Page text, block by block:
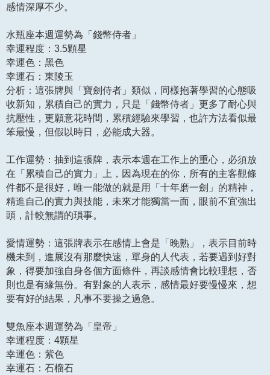
感情深厚不少。
水瓶座本週運勢為「錢幣侍者」
幸運程度：3.5顆星
幸運色：黑色
幸運石：東陵玉
分析：這張牌與「寶劍侍者」類似，同樣抱著學習的心態吸
收新知，累積自己的實力，只是「錢幣侍者」更多了耐心與
抗壓性，更願意花時間，累積經驗來學習，也許方法看似最
笨最慢，但假以時日，必能成大器。
工作運勢：抽到這張牌，表示本週在工作上的重心，必須放
在「累積自己的實力」上，因為現在的你，所有的主客觀條
件都不是很好，唯一能做的就是用「十年磨一劍」的精神，
精進自己的實力與技能，未來才能獨當一面，眼前不宜強出
頭，計較無謂的瑣事。
愛情運勢：這張牌表示在感情上會是「晚熟」，表示目前時
機未到，進展沒有那麼快速，單身的人代表，若要遇到好對
象，得要加強自身各個方面條件，再談感情會比較理想，否
則也是有緣無份。有對象的人表示，感情最好要慢慢來，想
要有好的結果，凡事不要操之過急。
雙魚座本週運勢為「皇帝」
幸運程度：4顆星
幸運色：紫色
幸運石：石榴石